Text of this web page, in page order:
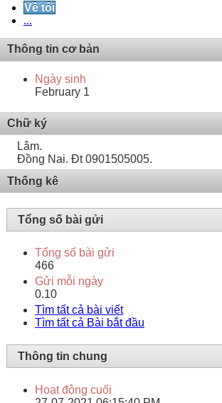
Về tôi
...
Thông tin cơ bản
Ngày sinh
February 1
Chữ ký
Lâm.
Đồng Nai. Đt 0901505005.
Thống kê
Tổng số bài gửi
Tổng số bài gửi
466
Gửi mỗi ngày
0.10
Tìm tất cả bài viết
Tìm tất cả Bài bắt đầu
Thông tin chung
Hoạt động cuối